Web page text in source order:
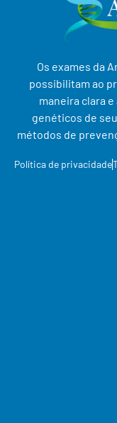
Os exames da
possibilitam ao
maneira clara
genéticos de
métodos de
Política de privacidade